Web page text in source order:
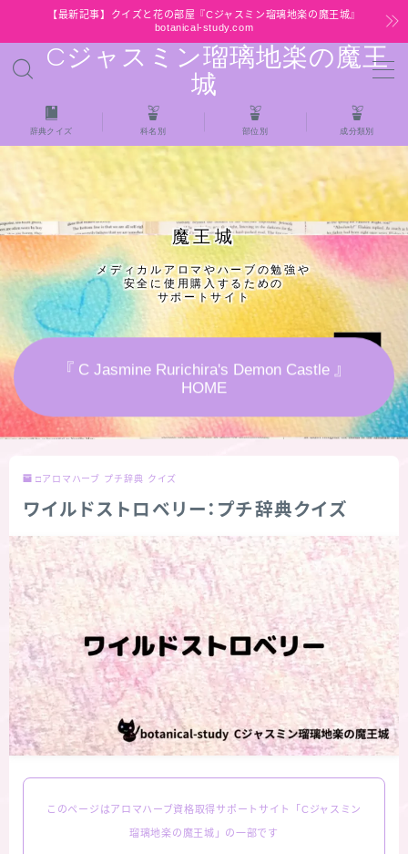
【最新記事】クイズと花の部屋『Cジャスミン瑠璃地楽の魔王城』
botanical-study.com
Cジャスミン瑠璃地楽の魔王
城
MENU
HOME
【最新】クイズと花の部屋
★全種/アロマハーブスパイス基材 プチ辞典ク
イズ＆プチ辞典
★アロマ検定＋αクイズ
★アロマハーブ傾向チェック
秘密部屋
お知らせ
公式ウェブサイト『Botanical Study』
Cジャスミン瑠璃地楽の主な活動先リンク集
プロフィール
アロマハーブアンケート
おすすめ商品＆レビュー
辞典クイズ 科名別 部位別 成分類別
魔王城
メディカルアロマやハーブの勉強や
安全に使用購入するための
サポートサイト
『 C Jasmine Rurichira's Demon Castle 』
HOME
□アロマハーブ プチ辞典 クイズ
ワイルドストロベリー：プチ辞典クイズ
このページはアロマハーブ資格取得サポートサイト「Cジャスミン
瑠璃地楽の魔王城」の一部です